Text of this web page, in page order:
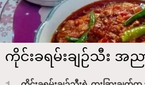
ကိုင်းခရမ်းချဉ်သီး အ